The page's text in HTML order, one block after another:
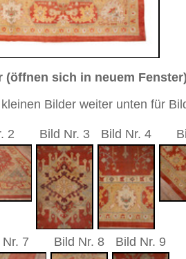
orientalischer Teppich
Wolle